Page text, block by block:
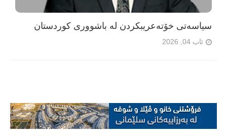
سیاسەتی خۆتەعریبکردن لە باشووری کوردستان
ئاب 04, 2026